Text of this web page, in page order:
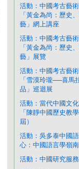
活動：中國考古藝
「黃金為尚：歷史
藝」網上講座
活動：中國考古藝
「黃金為尚：歷史
藝」展覽
活動：中國考古藝
「雪漠玲瓏──喜馬
品」巡迴展
活動：當代中國文
「陳靜中國歷史教
屆）
活動：吳多泰中國
心：中國語言學嶺
活動：中國研究服